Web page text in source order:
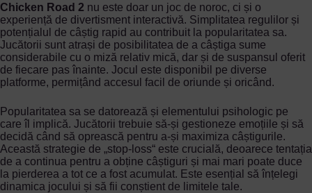
Chicken Road 2 nu este doar un joc de noroc, ci și o
experiență de divertisment interactivă. Simplitatea regulilor și
potențialul de câștig rapid au contribuit la popularitatea sa.
Jucătorii sunt atrași de posibilitatea de a câștiga sume
considerabile cu o miză relativ mică, dar și de suspansul oferit
de fiecare pas înainte. Jocul este disponibil pe diverse
platforme, permițând accesul facil de oriunde și oricând.
Popularitatea sa se datorează și elementului psihologic pe
care îl implică. Jucătorii trebuie să-și gestioneze emoțiile și să
decidă când să oprească pentru a-și maximiza câștigurile.
Această strategie de „stop-loss“ este crucială, deoarece tentația
de a continua pentru a obține câștiguri și mai mari poate duce
la pierderea a tot ce a fost acumulat. Este esențial să înțelegi
dinamica jocului și să fii conștient de limitele tale.